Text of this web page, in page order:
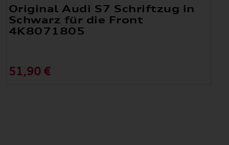
Original Audi S7 Schriftzug in
Schwarz für die Front
4K8071805
51,90 €